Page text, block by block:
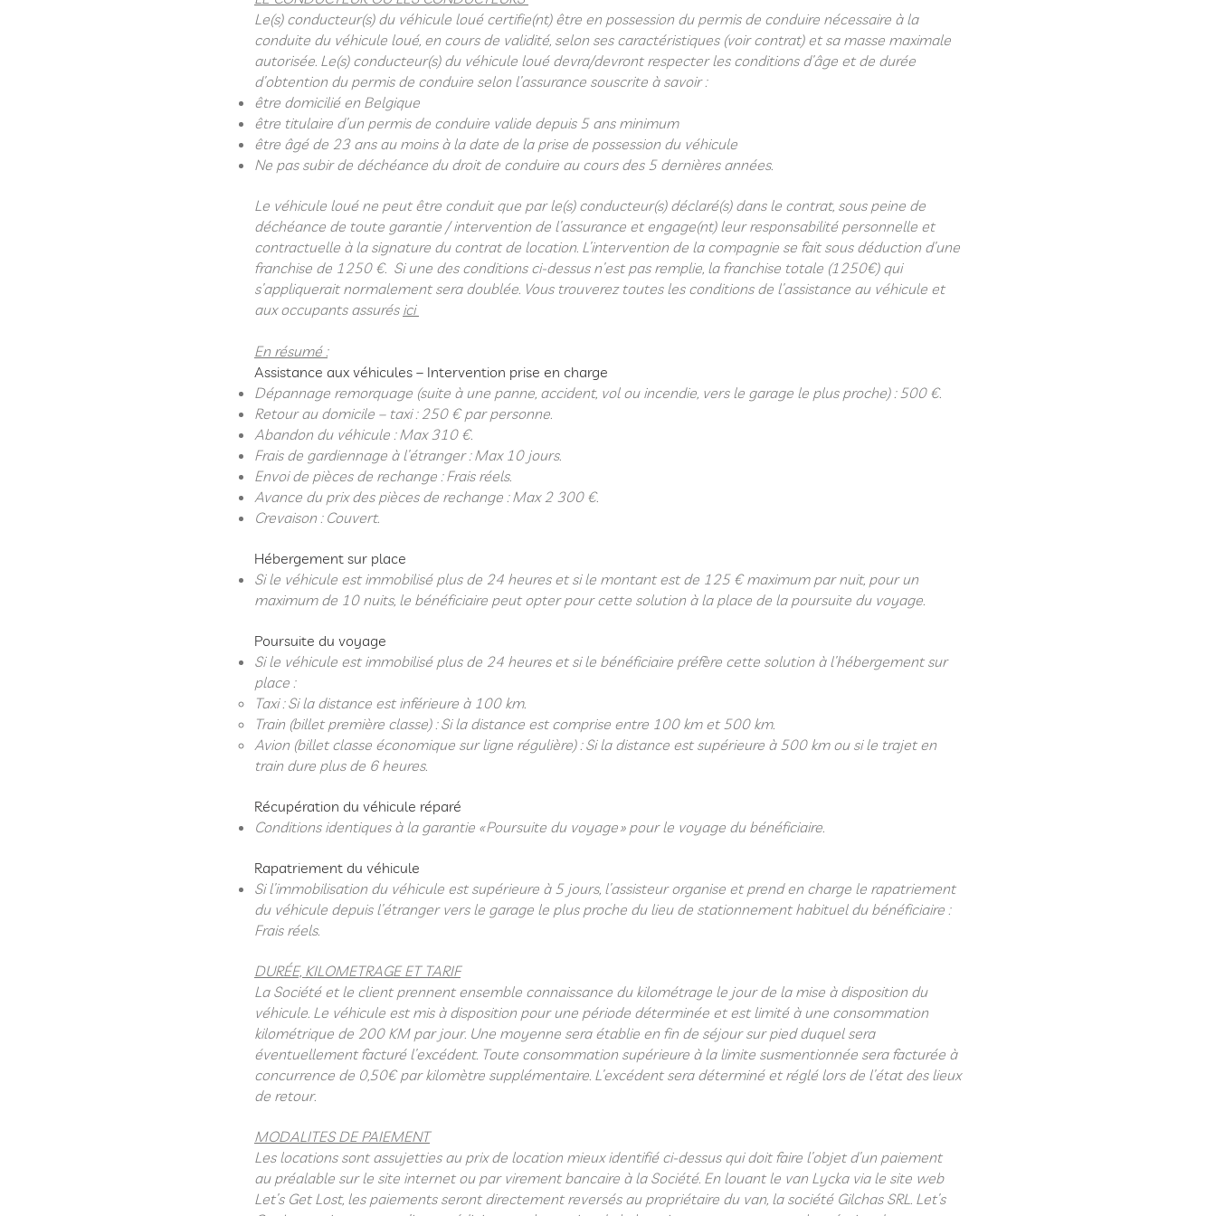
Le(s) conducteur(s) du véhicule loué certifie(nt) être en possession du permis de conduire nécessaire à la
conduite du véhicule loué, en cours de validité, selon ses caractéristiques (voir contrat) et sa masse maximale
autorisée. Le(s) conducteur(s) du véhicule loué devra/devront respecter les conditions d’âge et de durée
d’obtention du permis de conduire selon l’assurance souscrite à savoir :
être domicilié en Belgique
être titulaire d’un permis de conduire valide depuis 5 ans minimum
être âgé de 23 ans au moins à la date de la prise de possession du véhicule
Ne pas subir de déchéance du droit de conduire au cours des 5 dernières années.
Le véhicule loué ne peut être conduit que par le(s) conducteur(s) déclaré(s) dans le contrat, sous peine de
déchéance de toute garantie / intervention de l’assurance et engage(nt) leur responsabilité personnelle et
contractuelle à la signature du contrat de location. L’intervention de la compagnie se fait sous déduction d’une
franchise de 1250 €. Si une des conditions ci-dessus n’est pas remplie, la franchise totale (1250€) qui
s’appliquerait normalement sera doublée. Vous trouverez toutes les conditions de l’assistance au véhicule et
aux occupants assurés ici
En résumé :
Assistance aux véhicules – Intervention prise en charge
Dépannage remorquage (suite à une panne, accident, vol ou incendie, vers le garage le plus proche) : 500 €.
Retour au domicile – taxi : 250 € par personne.
Abandon du véhicule : Max 310 €.
Frais de gardiennage à l’étranger : Max 10 jours.
Envoi de pièces de rechange : Frais réels.
Avance du prix des pièces de rechange : Max 2 300 €.
Crevaison : Couvert.
Hébergement sur place
Si le véhicule est immobilisé plus de 24 heures et si le montant est de 125 € maximum par nuit, pour un
maximum de 10 nuits, le bénéficiaire peut opter pour cette solution à la place de la poursuite du voyage.
Poursuite du voyage
Si le véhicule est immobilisé plus de 24 heures et si le bénéficiaire préfère cette solution à l’hébergement sur
place :
Taxi : Si la distance est inférieure à 100 km.
Train (billet première classe) : Si la distance est comprise entre 100 km et 500 km.
Avion (billet classe économique sur ligne régulière) : Si la distance est supérieure à 500 km ou si le trajet en
train dure plus de 6 heures.
Récupération du véhicule réparé
Conditions identiques à la garantie « Poursuite du voyage » pour le voyage du bénéficiaire.
Rapatriement du véhicule
Si l’immobilisation du véhicule est supérieure à 5 jours, l’assisteur organise et prend en charge le rapatriement
du véhicule depuis l’étranger vers le garage le plus proche du lieu de stationnement habituel du bénéficiaire :
Frais réels.
DURÉE, KILOMETRAGE ET TARIF
La Société et le client prennent ensemble connaissance du kilométrage le jour de la mise à disposition du
véhicule. Le véhicule est mis à disposition pour une période déterminée et est limité à une consommation
kilométrique de 200 KM par jour. Une moyenne sera établie en fin de séjour sur pied duquel sera
éventuellement facturé l’excédent. Toute consommation supérieure à la limite susmentionnée sera facturée à
concurrence de 0,50€ par kilomètre supplémentaire. L’excédent sera déterminé et réglé lors de l’état des lieux
de retour.
MODALITES DE PAIEMENT
Les locations sont assujetties au prix de location mieux identifié ci-dessus qui doit faire l’objet d’un paiement
au préalable sur le site internet ou par virement bancaire à la Société. En louant le van Lycka via le site web
Let’s Get Lost, les paiements seront directement reversés au propriétaire du van, la société Gilchas SRL. Let’s